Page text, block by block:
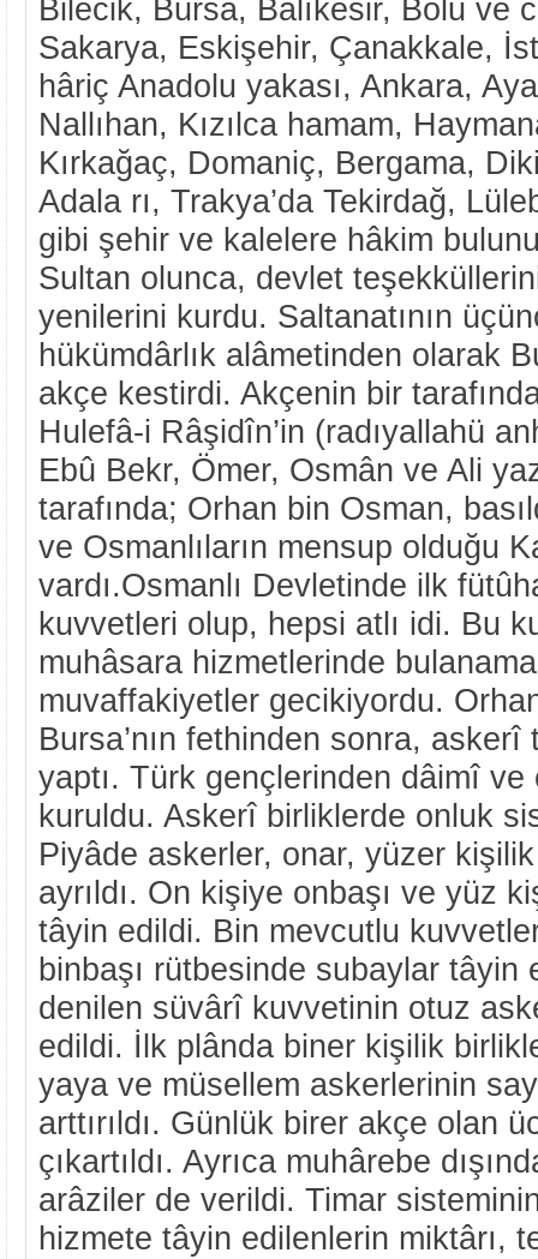
Bilecik, Bursa, Balıkesir, Bolu ve
Sakarya, Eskişehir, Çanakkale,
hâriç Anadolu yakası, Ankara,
Nallıhan, Kızılca hamam,
Kırkağaç, Domaniç, Bergama,
Adala rı, Trakya’da Tekirdağ,
gibi şehir ve kalelere hâkim
Sultan olunca, devlet
yenilerini kurdu. Saltanatının
hükümdârlık alâmetinden olarak
akçe kestirdi. Akçenin bir
Hulefâ-i Râşidîn’in (radıyallahü
Ebû Bekr, Ömer, Osmân ve Ali
tarafında; Orhan bin Osman,
ve Osmanlıların mensup olduğu
vardı.Osmanlı Devletinde ilk
kuvvetleri olup, hepsi atlı idi. Bu
muhâsara hizmetlerinde
muvaffakiyetler gecikiyordu.
Bursa’nın fethinden sonra,
yaptı. Türk gençlerinden dâimî ve
kuruldu. Askerî birliklerde onluk
Piyâde askerler, onar, yüzer
ayrıldı. On kişiye onbaşı ve yüz
tâyin edildi. Bin mevcutlu
binbaşı rütbesinde subaylar tâyin
denilen süvârî kuvvetinin otuz
edildi. İlk plânda biner kişilik
yaya ve müsellem askerlerinin
arttırıldı. Günlük birer akçe olan
çıkartıldı. Ayrıca muhârebe
arâziler de verildi. Timar
hizmete tâyin edilenlerin miktârı,